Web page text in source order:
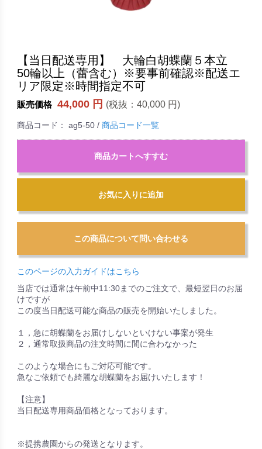
【当日配送専用】 大輪白胡蝶蘭５本立
50輪以上（蕾含む）※要事前確認※配送エ
リア限定※時間指定不可
販売価格 44,000 円 (税抜： 40,000 円)
商品コード： ag5-50/ 商品コード一覧
商品カートへすすむ
お気に入りに追加
このページの入力ガイドはこちら
当店では通常は午前中11:30までのご注文で、最短翌日のお届
けですが
この度当日配送可能な商品の販売を開始いたしました。
１，急に胡蝶蘭をお届けしないといけない事案が発生
２，通常取扱商品の注文時間に間に合わなかった
このような場合にもご対応可能です。
急なご依頼でも綺麗な胡蝶蘭をお届けいたします！
【注意】
当日配送専用商品価格となっております。
※提携農園からの発送となります。